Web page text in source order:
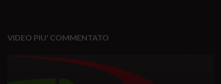
VIDEO PIU' COMMENTATO